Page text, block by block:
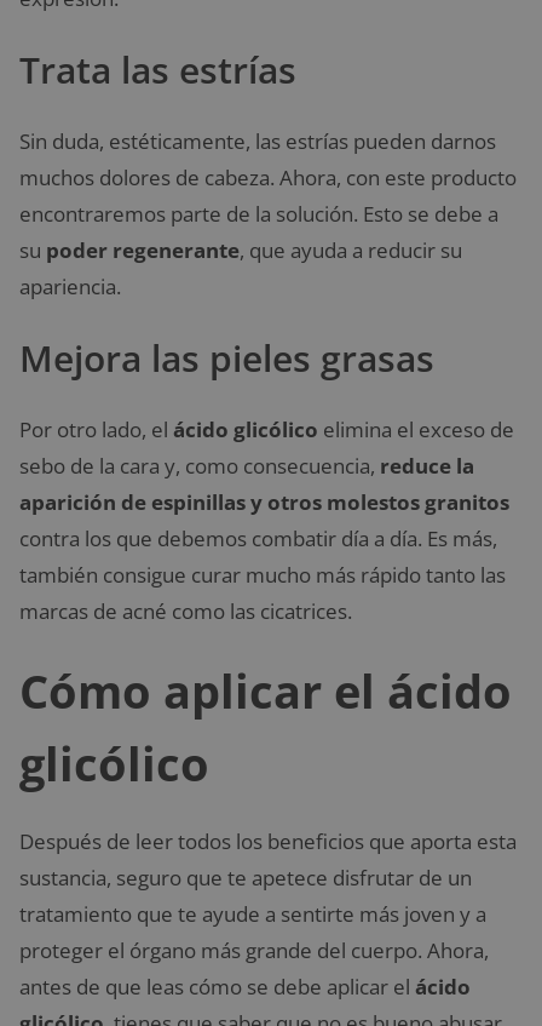
Trata las estrías
Sin duda, estéticamente, las estrías pueden darnos
muchos dolores de cabeza. Ahora, con este producto
encontraremos parte de la solución. Esto se debe a
su poder regenerante, que ayuda a reducir su
apariencia.
Mejora las pieles grasas
Por otro lado, el ácido glicólico elimina el exceso de
sebo de la cara y, como consecuencia, reduce la
aparición de espinillas y otros molestos granitos
contra los que debemos combatir día a día. Es más,
también consigue curar mucho más rápido tanto las
marcas de acné como las cicatrices.
Cómo aplicar el ácido
glicólico
Después de leer todos los beneficios que aporta esta
sustancia, seguro que te apetece disfrutar de un
tratamiento que te ayude a sentirte más joven y a
proteger el órgano más grande del cuerpo. Ahora,
antes de que leas cómo se debe aplicar el ácido